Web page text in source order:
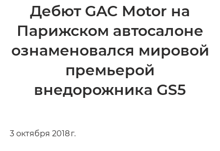
Дебют GAC Motor на
Парижском автосалоне
ознаменовался мировой
премьерой
внедорожника GS5
3 октября 2018 г.